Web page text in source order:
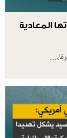
المعادية